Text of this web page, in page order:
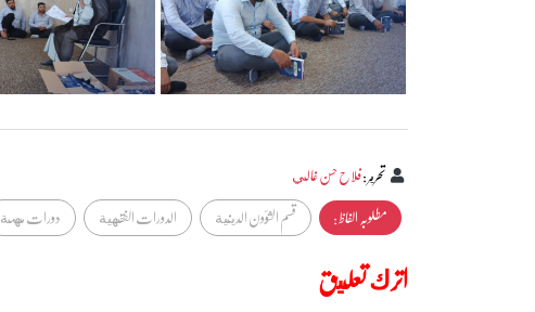
تحرير:فلاح حسن غالي
مطلوبہ الفاظ :
قسم الشؤون الدينية الدورات الفقهية دورات مهمة
اترك تعليق